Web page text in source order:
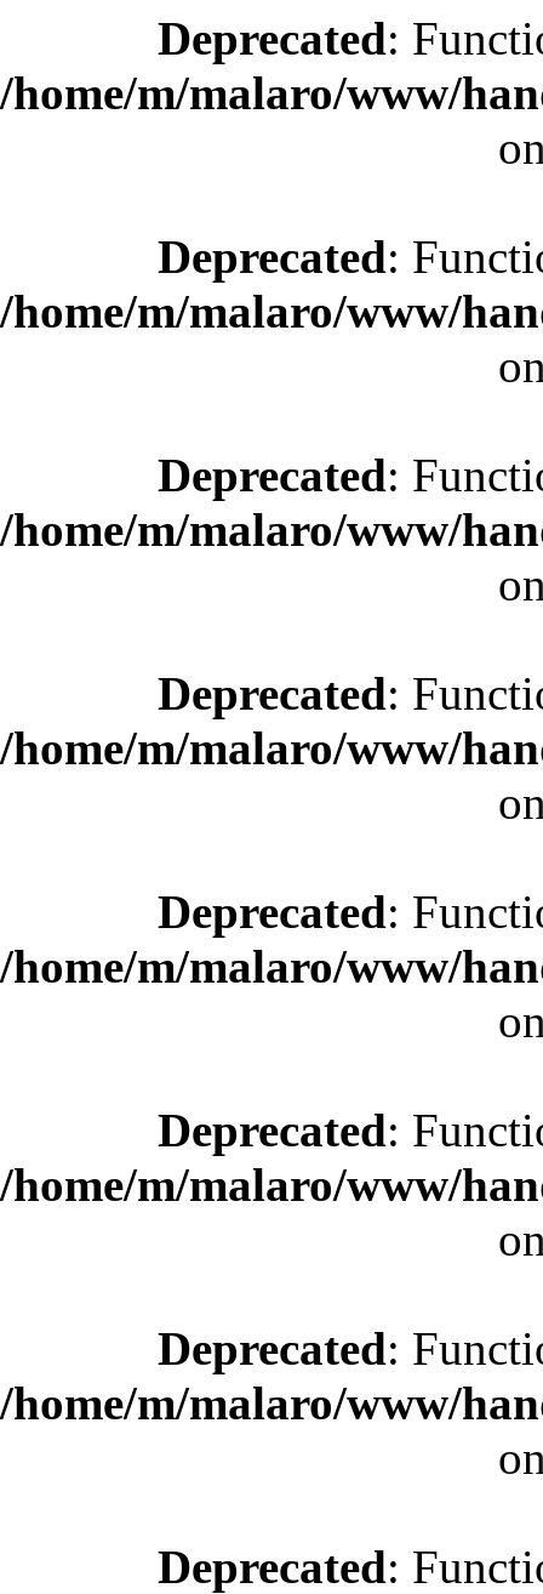
Deprecated:
/home/m/malaro/www/
Deprecated:
/home/m/malaro/www/
Deprecated:
/home/m/malaro/www/
Deprecated:
/home/m/malaro/www/
Deprecated:
/home/m/malaro/www/
Deprecated:
/home/m/malaro/www/
Deprecated:
/home/m/malaro/www/
Deprecated: